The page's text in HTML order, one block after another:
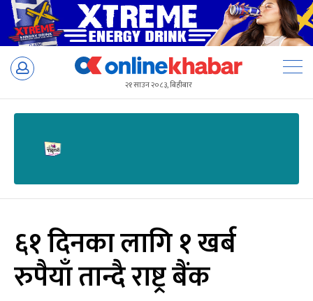
Skip
२१ साउन २०८३, बिहीबार
६१ दिनका लागि १ खर्ब
रुपैयाँ तान्दै राष्ट्र बैंक